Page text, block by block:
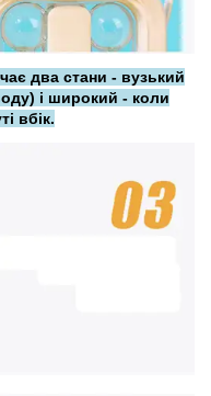
два стани - вузький
і широкий - коли
вбік.